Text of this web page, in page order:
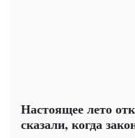
Настоящее лето
сказали, когда